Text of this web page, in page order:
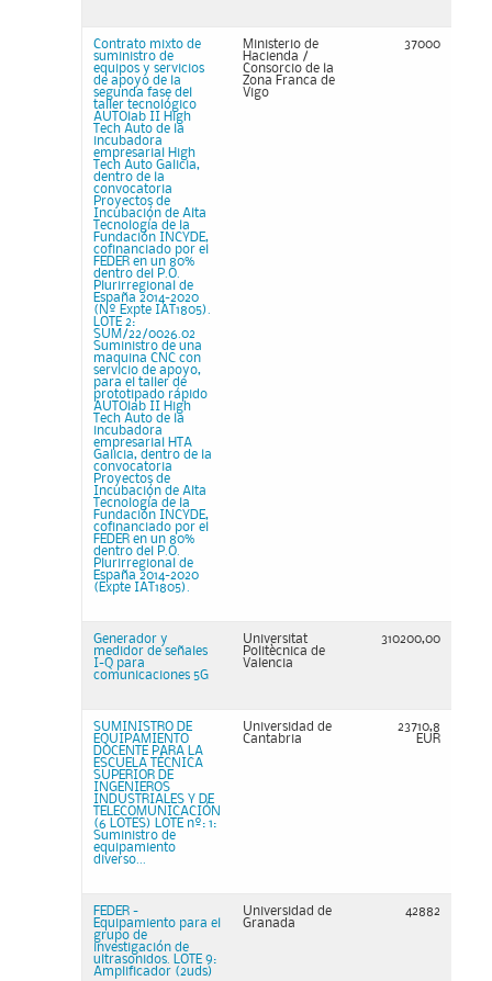
Contrato mixto de
suministro de
equipos y servicios
de apoyo de la
segunda fase del
taller tecnológico
AUTOlab II High
Tech Auto de la
incubadora
empresarial High
Tech Auto Galicia,
dentro de la
convocatoria
Proyectos de
Incubación de Alta
Tecnología de la
Fundación INCYDE,
cofinanciado por el
FEDER en un 80%
dentro del P.O.
Plurirregional de
España 2014-2020
(Nº Expte IAT1805).
LOTE 2:
SUM/22/0026.02
Suministro de una
maquina CNC con
servicio de apoyo,
para el taller de
prototipado rápido
AUTOlab II High
Tech Auto de la
incubadora
empresarial HTA
Galicia, dentro de la
convocatoria
Proyectos de
Incubación de Alta
Tecnología de la
Fundación INCYDE,
cofinanciado por el
FEDER en un 80%
dentro del P.O.
Plurirregional de
España 2014-2020
(Expte IAT1805).
Ministerio de
Hacienda /
Consorcio de la
Zona Franca de
Vigo
37000
Generador y
medidor de señales
I-Q para
comunicaciones 5G
Universitat
Politècnica de
Valencia
310200,00
SUMINISTRO DE
EQUIPAMIENTO
DOCENTE PARA LA
ESCUELA TÉCNICA
SUPERIOR DE
INGENIEROS
INDUSTRIALES Y DE
TELECOMUNICACIÓN
(6 LOTES) LOTE nº: 1:
Suministro de
equipamiento
diverso...
Universidad de
Cantabria
23710,8
EUR
FEDER -
Equipamiento para el
grupo de
investigación de
ultrasonidos. LOTE 9:
Amplificador (2uds)
Universidad de
Granada
42882